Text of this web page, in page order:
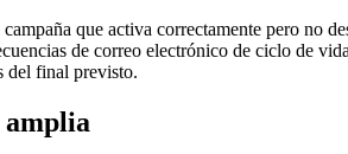
que activa correctamente pero no
de correo electrónico de ciclo de
del final previsto.
amplia